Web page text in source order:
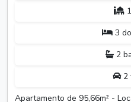
3
2
2
Apartamento de 95,66m² -